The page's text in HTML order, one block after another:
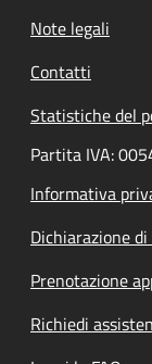
Note legali
Contatti
Statistiche del
Partita IVA:
Informativa
Dichiarazione
Prenotazione
Richiedi